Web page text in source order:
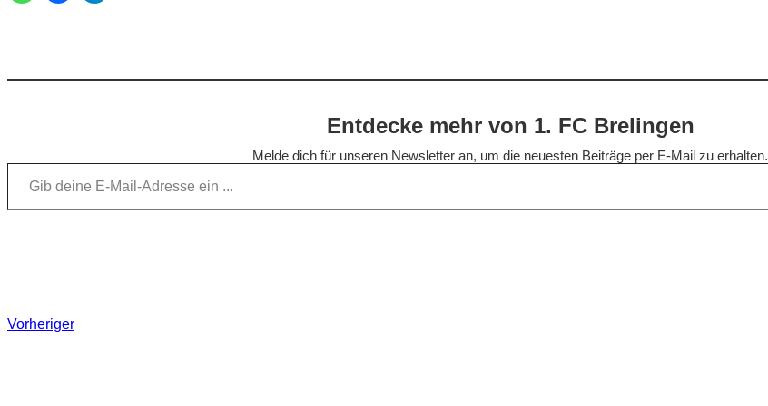
Entdecke mehr von 1. FC Brelingen
Melde dich für unseren Newsletter an, um die neuesten Beiträge per E-Mail zu erhalten.
Gib deine E-Mail-Adresse ein …
Vorheriger